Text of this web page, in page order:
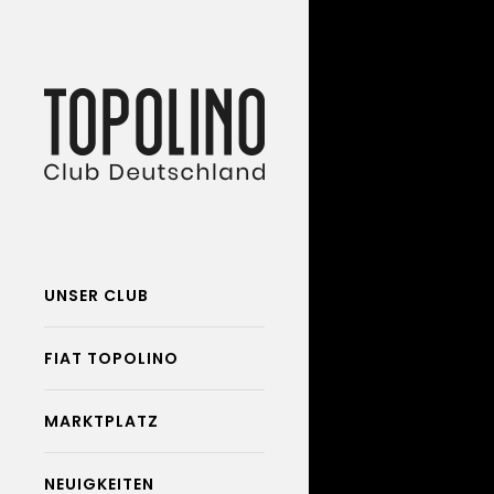
UNSER CLUB
FIAT TOPOLINO
MARKTPLATZ
NEUIGKEITEN